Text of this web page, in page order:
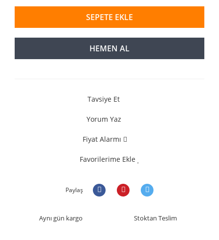
SEPETE EKLE
HEMEN AL
Tavsiye Et
Yorum Yaz
Fiyat Alarmı
Favorilerime Ekle
Paylaş
Aynı gün kargo Stoktan Teslim